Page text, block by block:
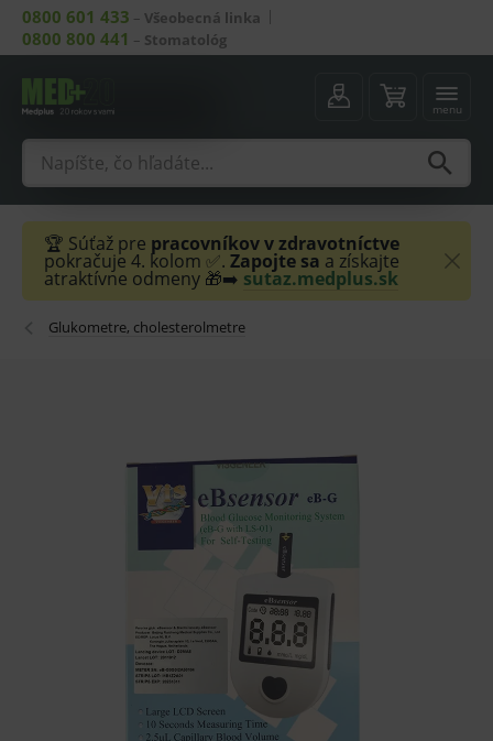
0800 601 433 – Všeobecná linka
0800 800 441 – Stomatológ
menu
🏆 Súťaž pre pracovníkov v zdravotníctve
pokračuje 4. kolom ✅. Zapojte sa a získajte
atraktívne odmeny 🎁➡️ sutaz.medplus.sk
Glukometre, cholesterolmetre